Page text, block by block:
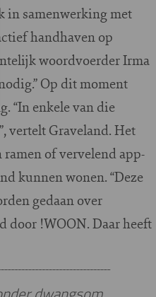
in samenwerking met
handhaven op
woordvoerder Irma
Op dit moment
“In enkele van die
vertelt Graveland. Het
of vervelend app-
kunnen wonen. “Deze
gedaan over
door !WOON. Daar heeft